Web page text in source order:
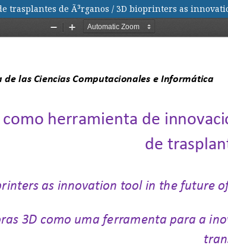
trasplantes de Ã³rganos / 3D bioprinters as